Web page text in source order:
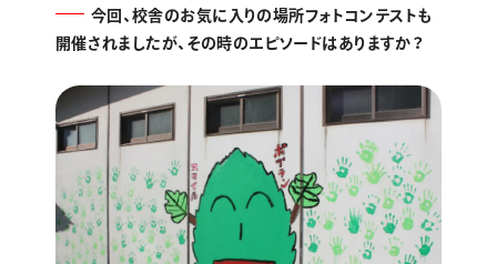
今回、校舎のお気に入りの場所フォトコンテストも
開催されましたが、その時のエピソードはありますか？